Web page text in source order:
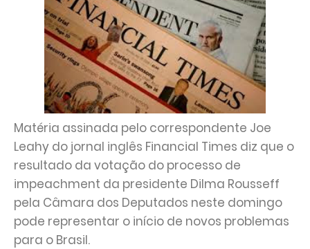
Matéria assinada pelo correspondente Joe
Leahy do jornal inglês Financial Times diz que o
resultado da votação do processo de
impeachment da presidente Dilma Rousseff
pela Câmara dos Deputados neste domingo
pode representar o início de novos problemas
para o Brasil.